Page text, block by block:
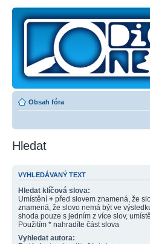
Obsah fóra
Hledat
VYHLEDÁVANÝ TEXT
Hledat klíčová slova:
Umístění + před slovem znamená, že
znamená, že slovo nemá být ve
shoda pouze s jedním z více slov,
Použitím * nahradíte část slova
Vyhledat autora: